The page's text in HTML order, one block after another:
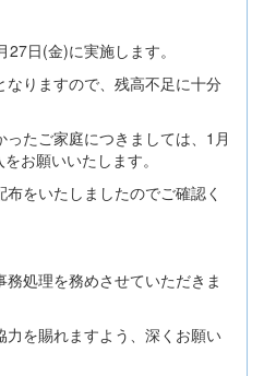
日(金)に実施します。
りますので、残高不足に十分
たご家庭につきましては、1月
お願いいたします。
をいたしましたのでご確認く
処理を務めさせていただきま
を賜れますよう、深くお願い